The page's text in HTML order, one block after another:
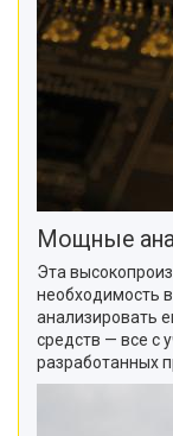
Мощные
Эта
необходимость
анализировать
средств — все с
разработанных